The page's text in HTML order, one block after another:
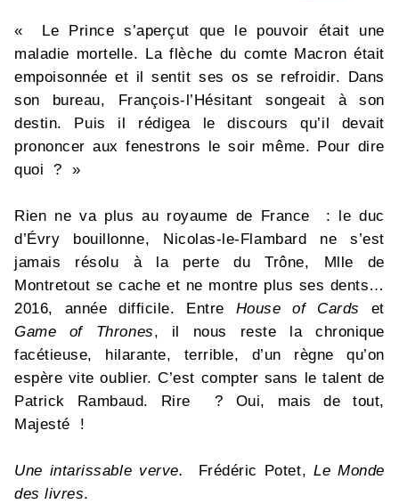
« Le Prince s’aperçut que le pouvoir était une
maladie mortelle. La flèche du comte Macron était
empoisonnée et il sentit ses os se refroidir. Dans
son bureau, François-l’Hésitant songeait à son
destin. Puis il rédigea le discours qu’il devait
prononcer aux fenestrons le soir même. Pour dire
quoi ? »
Rien ne va plus au royaume de France : le duc
d’Évry bouillonne, Nicolas-le-Flambard ne s’est
jamais résolu à la perte du Trône, Mlle de
Montretout se cache et ne montre plus ses dents…
2016, année difficile. Entre House of Cards
et
Game of Thrones, il nous reste la chronique
facétieuse, hilarante, terrible, d’un règne qu’on
espère vite oublier. C’est compter sans le talent de
Patrick Rambaud. Rire ? Oui, mais de tout,
Majesté !
Une intarissable verve. Frédéric Potet,Le Monde
des livres.